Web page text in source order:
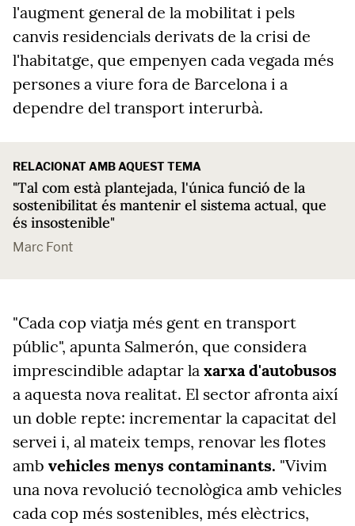
l'augment general de la mobilitat i pels
canvis residencials derivats de la crisi de
l'habitatge, que empenyen cada vegada més
persones a viure fora de Barcelona i a
dependre del transport interurbà.
RELACIONAT AMB AQUEST TEMA
"Tal com està plantejada, l'única funció de la
sostenibilitat és mantenir el sistema actual, que
és insostenible"
Marc Font
"Cada cop viatja més gent en transport
públic", apunta Salmerón, que considera
imprescindible adaptar la xarxa d'autobusos
a aquesta nova realitat. El sector afronta així
un doble repte: incrementar la capacitat del
servei i, al mateix temps, renovar les flotes
amb vehicles menys contaminants. "Vivim
una nova revolució tecnològica amb vehicles
cada cop més sostenibles, més elèctrics,